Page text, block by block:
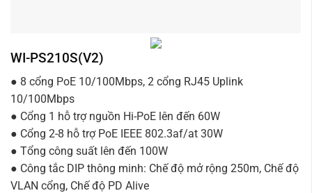
WI-PS210S(V2)
● 8 cổng PoE 10/100Mbps, 2 cổng RJ45 Uplink
10/100Mbps
● Cổng 1 hỗ trợ nguồn Hi-PoE lên đến 60W
● Cổng 2-8 hỗ trợ PoE IEEE 802.3af/at 30W
● Tổng công suất lên đến 100W
● Công tắc DIP thông minh: Chế độ mở rộng 250m, Chế độ
VLAN cổng, Chế độ PD Alive